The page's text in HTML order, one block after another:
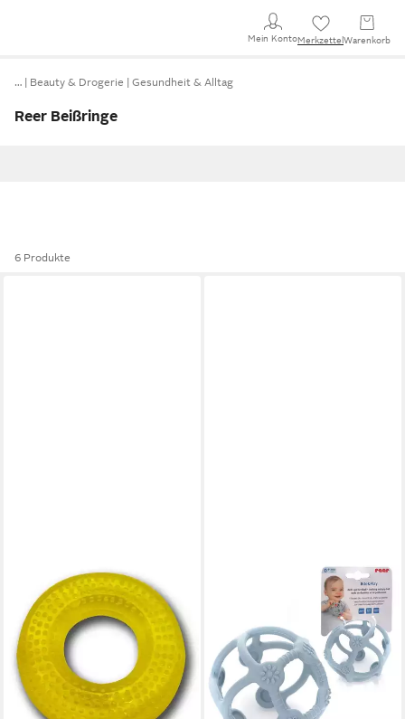
Mein KontoMerkzettel Warenkorb
… Beauty & Drogerie Gesundheit & Alltag
Reer Beißringe
6 Produkte